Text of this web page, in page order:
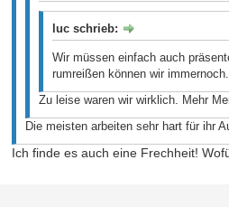
luc schrieb:
Wir müssen einfach auch
rumreißen können wir immernoch.
Zu leise waren wir wirklich. Mehr
Die meisten arbeiten sehr hart für ihr
Ich finde es auch eine Frechheit!